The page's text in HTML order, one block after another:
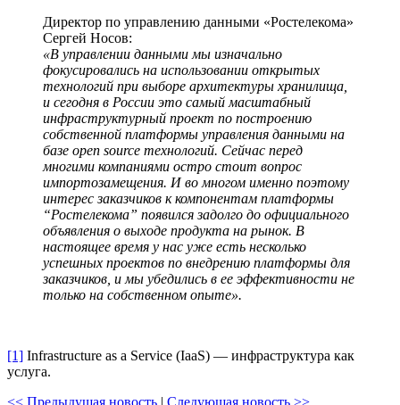
Директор по управлению данными «Ростелекома»
Сергей Носов:
«В управлении данными мы изначально
фокусировались на использовании открытых
технологий при выборе архитектуры хранилища,
и сегодня в России это самый масштабный
инфраструктурный проект по построению
собственной платформы управления данными на
базе open source технологий. Сейчас перед
многими компаниями остро стоит вопрос
импортозамещения. И во многом именно поэтому
интерес заказчиков к компонентам платформы
“Ростелекома” появился задолго до официального
объявления о выходе продукта на рынок. В
настоящее время у нас уже есть несколько
успешных проектов по внедрению платформы для
заказчиков, и мы убедились в ее эффективности не
только на собственном опыте».
[1] Infrastructure as a Service (IaaS) — инфраструктура как
услуга.
<< Предыдущая новость | Следующая новость >>